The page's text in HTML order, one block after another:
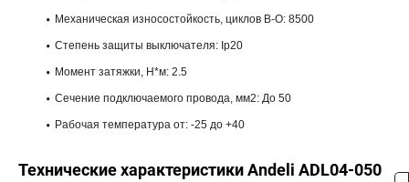
Механическая износостойкость, циклов В-О: 8500
Степень защиты выключателя: Ip20
Момент затяжки, Н*м: 2.5
Сечение подключаемого провода, мм2: До 50
Рабочая температура от: -25 до +40
Технические характеристики Andeli ADL04-050